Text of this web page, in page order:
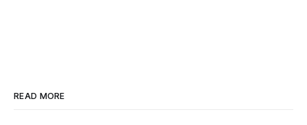
READ MORE